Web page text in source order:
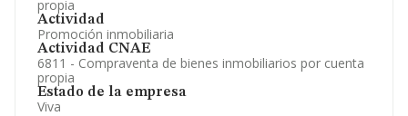
propia
Actividad
Promoción inmobiliaria
Actividad CNAE
6811 - Compraventa de bienes inmobiliarios por cuenta
propia
Estado de la empresa
Viva